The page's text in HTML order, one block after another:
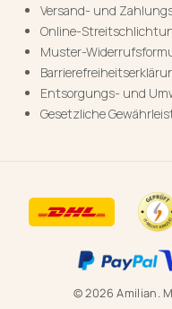
Versand- und
Online-
Muster-
Entsorgungs- und
Gesetzliche
© 2026 Amilian.